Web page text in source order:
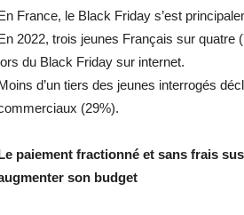
France, le Black Friday s’est
2022, trois jeunes Français sur quatre
du Black Friday sur internet.
d’un tiers des jeunes interrogés
(29%).
paiement fractionné et sans frais
son budget